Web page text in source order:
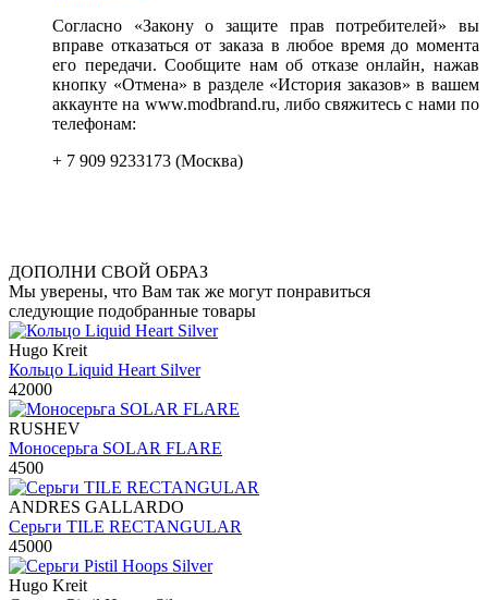
Согласно «Закону о защите прав потребителей» вы
вправе отказаться от заказа в любое время до момента
его передачи. Сообщите нам об отказе онлайн, нажав
кнопку «Отмена» в разделе «История заказов» в вашем
аккаунте на www.modbrand.ru, либо свяжитесь с нами по
телефонам:
+ 7 909 9233173 (Москва)
ДОПОЛНИ СВОЙ ОБРАЗ
Мы уверены, что Вам так же могут понравиться
следующие подобранные товары
Hugo Kreit
Кольцо Liquid Heart Silver
42000
RUSHEV
Моносерьга SOLAR FLARE
4500
ANDRES GALLARDO
Серьги TILE RECTANGULAR
45000
Hugo Kreit